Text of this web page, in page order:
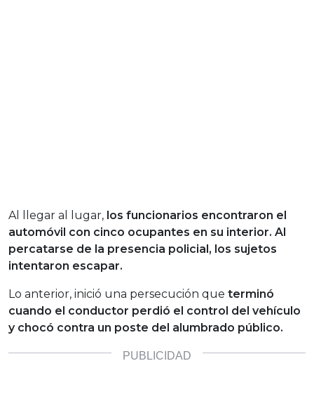
Al llegar al lugar, los funcionarios encontraron el
automóvil con cinco ocupantes en su interior. Al
percatarse de la presencia policial, los sujetos
intentaron escapar.
Lo anterior, inició una persecución que terminó
cuando el conductor perdió el control del vehículo
y chocó contra un poste del alumbrado público.